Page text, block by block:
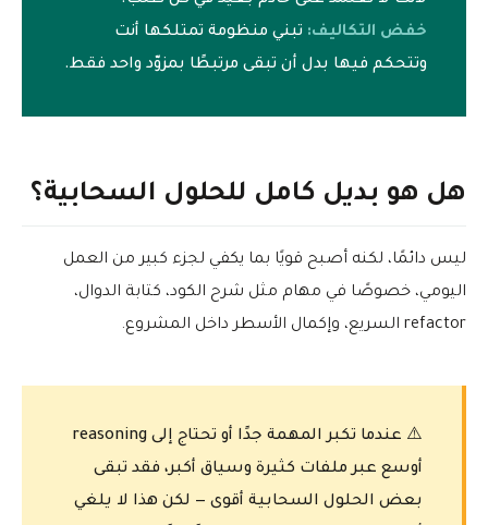
خفض التكاليف: تبني منظومة تمتلكها أنت
وتتحكم فيها بدل أن تبقى مرتبطًا بمزوّد واحد فقط.
هل هو بديل كامل للحلول السحابية؟
ليس دائمًا، لكنه أصبح قويًا بما يكفي لجزء كبير من العمل
اليومي، خصوصًا في مهام مثل شرح الكود، كتابة الدوال،
refactor السريع، وإكمال الأسطر داخل المشروع.
⚠️ عندما تكبر المهمة جدًا أو تحتاج إلى reasoning
أوسع عبر ملفات كثيرة وسياق أكبر، فقد تبقى
بعض الحلول السحابية أقوى — لكن هذا لا يلغي